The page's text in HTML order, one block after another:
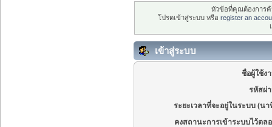
หัวข้อที่คุณต้องการ
โปรดเข้าสู่ระบบ หรือ register an
เข้าสู่ระบบ
ชื่อผู้ใช้ง
รหัสผ่
ระยะเวลาที่จะอยู่ในระบบ (นา
คงสถานะการเข้าระบบไว้ตล